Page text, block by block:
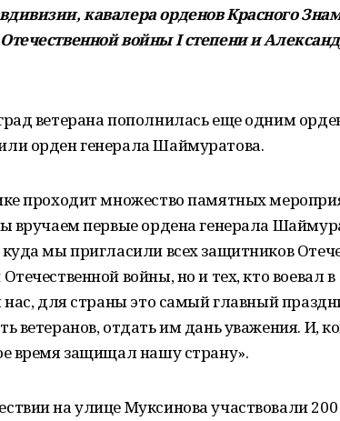
кавалера орденов Красного
войны I степени и
ветерана пополнилась еще одним
орден генерала Шаймуратова.
проходит множество памятных
вручаем первые ордена генерала
мы пригласили всех защитников
войны, но и тех, кто воевал в
нас, для страны это самый главный
ветеранов, отдать им дань уважения. И,
время защищал нашу страну».
на улице Муксинова участвовали 200